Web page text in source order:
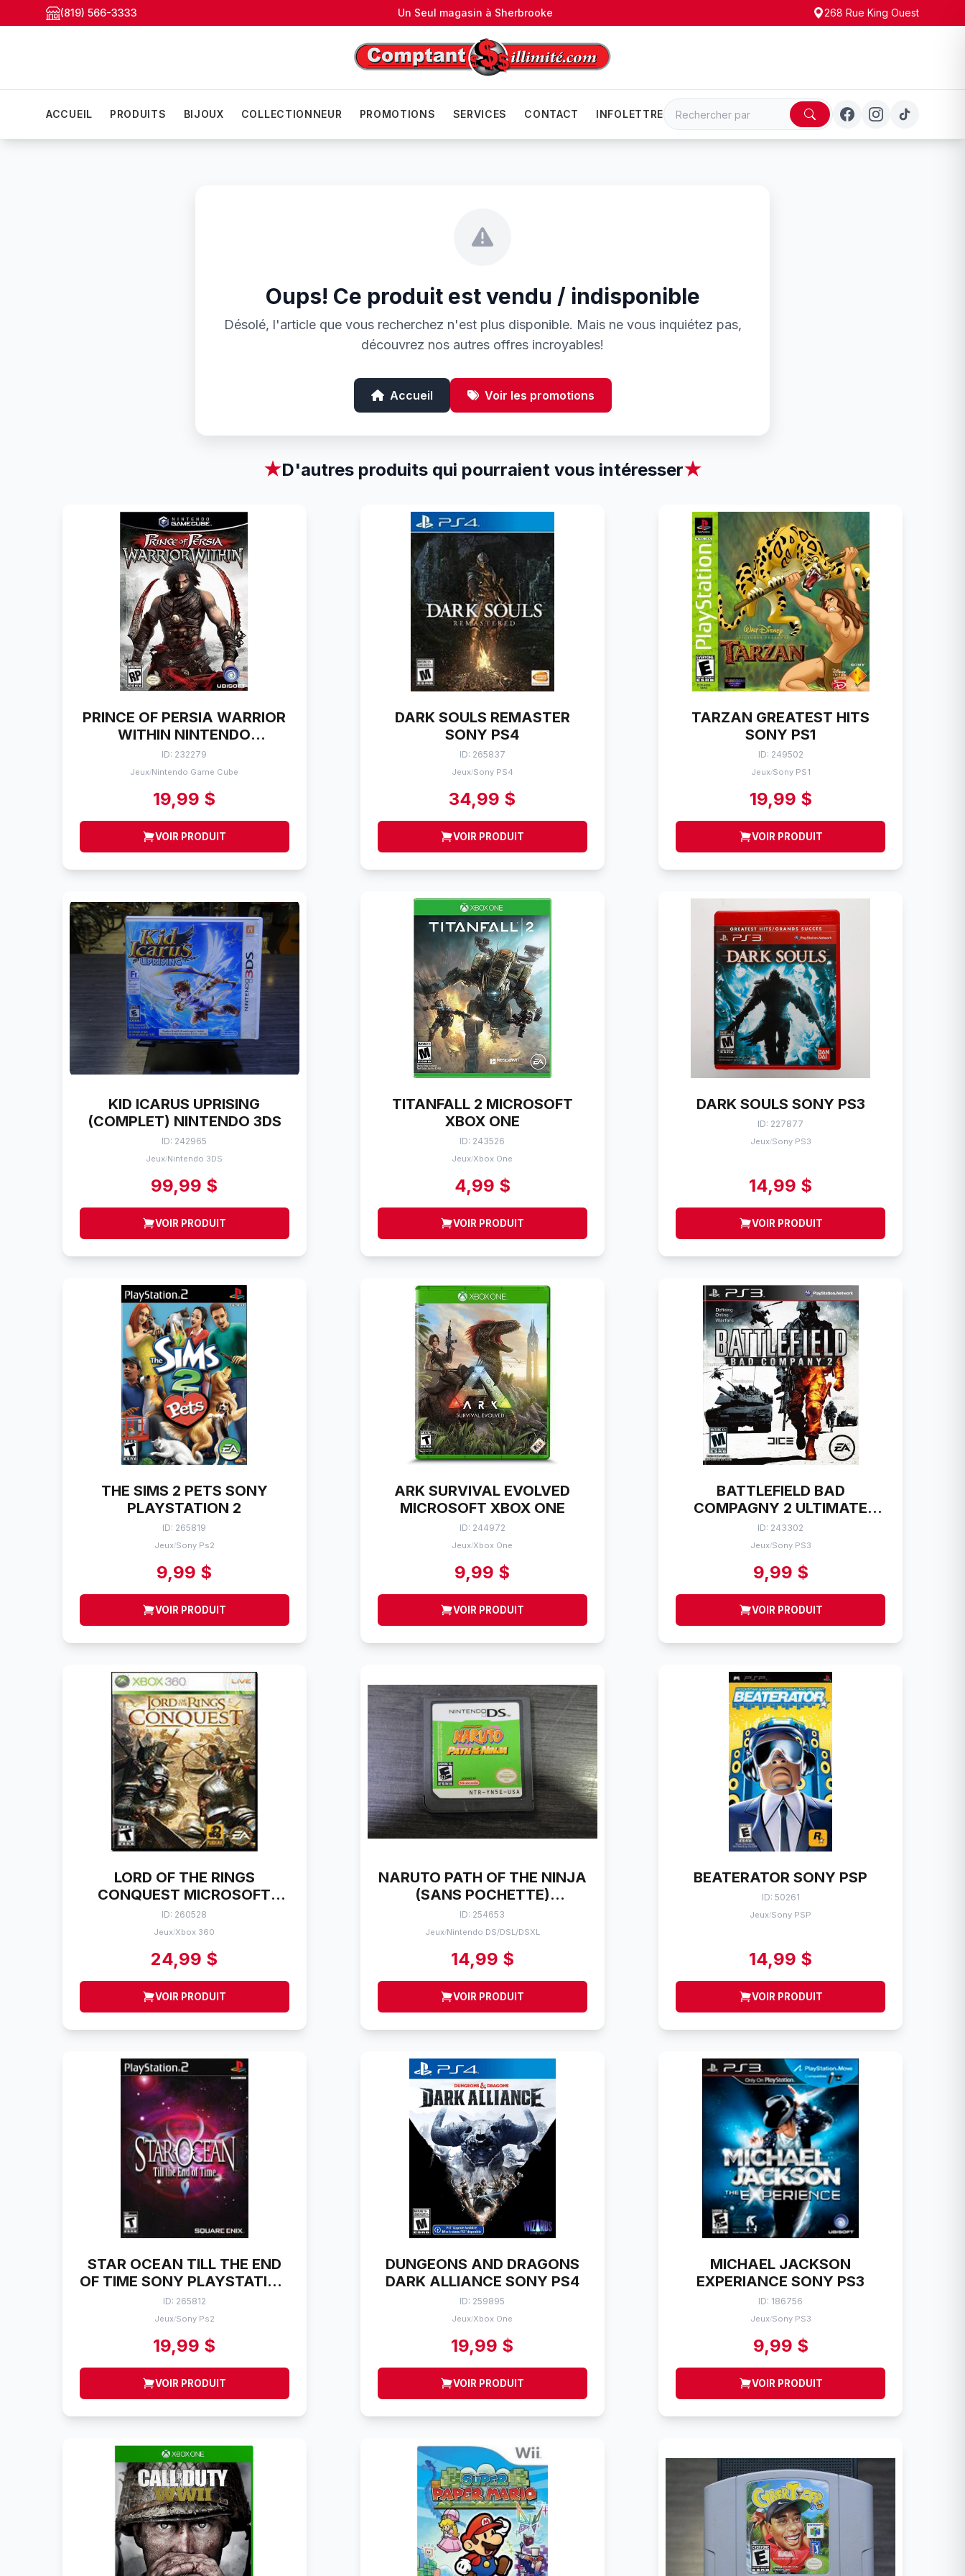
(819) 566-3333 Un Seul magasin à Sherbrooke 268 Rue King Ouest
ACCUEIL PRODUITS BIJOUX COLLECTIONNEUR PROMOTIONS SERVICES CONTACT INFOLETTRE
Oups! Ce produit est vendu / indisponible
Désolé, l'article que vous recherchez n'est plus disponible. Mais ne vous inquiétez pas,
découvrez nos autres offres incroyables!
Accueil Voir les promotions
★D'autres produits qui pourraient vous intéresser★
PRINCE OF PERSIA WARRIOR
WITHIN NINTENDO
GAMECUBE
ID: 232279
Jeux/Nintendo Game Cube
19,99 $
VOIR PRODUIT
DARK SOULS REMASTER
SONY PS4
ID: 265837
Jeux/Sony PS4
34,99 $
VOIR PRODUIT
TARZAN GREATEST HITS
SONY PS1
ID: 249502
Jeux/Sony PS1
19,99 $
VOIR PRODUIT
KID ICARUS UPRISING
(COMPLET) NINTENDO 3DS
ID: 242965
Jeux/Nintendo 3DS
99,99 $
VOIR PRODUIT
TITANFALL 2 MICROSOFT
XBOX ONE
ID: 243526
Jeux/Xbox One
4,99 $
VOIR PRODUIT
DARK SOULS SONY PS3
ID: 227877
Jeux/Sony PS3
14,99 $
VOIR PRODUIT
THE SIMS 2 PETS SONY
PLAYSTATION 2
ID: 265819
Jeux/Sony Ps2
9,99 $
VOIR PRODUIT
ARK SURVIVAL EVOLVED
MICROSOFT XBOX ONE
ID: 244972
Jeux/Xbox One
9,99 $
VOIR PRODUIT
BATTLEFIELD BAD
COMPAGNY 2 ULTIMATE
EDITION SONY PS3
ID: 243302
Jeux/Sony PS3
9,99 $
VOIR PRODUIT
LORD OF THE RINGS
CONQUEST MICROSOFT
XBOX 360
ID: 260528
Jeux/Xbox 360
24,99 $
VOIR PRODUIT
NARUTO PATH OF THE NINJA
(SANS POCHETTE)
NINTENDO DS
ID: 254653
Jeux/Nintendo DS/DSL/DSXL
14,99 $
VOIR PRODUIT
BEATERATOR SONY PSP
ID: 50261
Jeux/Sony PSP
14,99 $
VOIR PRODUIT
STAR OCEAN TILL THE END
OF TIME SONY PLAYSTATION
2
ID: 265812
Jeux/Sony Ps2
19,99 $
VOIR PRODUIT
DUNGEONS AND DRAGONS
DARK ALLIANCE SONY PS4
ID: 259895
Jeux/Xbox One
19,99 $
VOIR PRODUIT
MICHAEL JACKSON
EXPERIANCE SONY PS3
ID: 186756
Jeux/Sony PS3
9,99 $
VOIR PRODUIT